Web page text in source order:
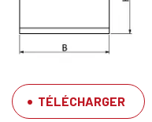
TÉLÉCHARGER